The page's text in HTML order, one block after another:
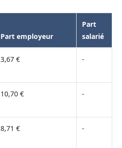
Part employeur
Part
salarié
3,67 € -
10,70 € -
8,71 € -